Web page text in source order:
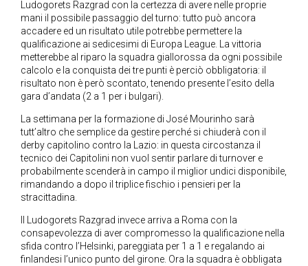
Ludogorets Razgrad con la certezza di avere nelle proprie
mani il possibile passaggio del turno: tutto può ancora
accadere ed un risultato utile potrebbe permettere la
qualificazione ai sedicesimi di Europa League. La vittoria
metterebbe al riparo la squadra giallorossa da ogni possibile
calcolo e la conquista dei tre punti è perciò obbligatoria: il
risultato non è però scontato, tenendo presente l’esito della
gara d’andata (2 a 1 per i bulgari).
La settimana per la formazione di José Mourinho sarà
tutt’altro che semplice da gestire perché si chiuderà con il
derby capitolino contro la Lazio: in questa circostanza il
tecnico dei Capitolini non vuol sentir parlare di turnover e
probabilmente scenderà in campo il miglior undici disponibile,
rimandando a dopo il triplice fischio i pensieri per la
stracittadina.
Il Ludogorets Razgrad invece arriva a Roma con la
consapevolezza di aver compromesso la qualificazione nella
sfida contro l’Helsinki, pareggiata per 1 a 1 e regalando ai
finlandesi l’unico punto del girone. Ora la squadra è obbligata